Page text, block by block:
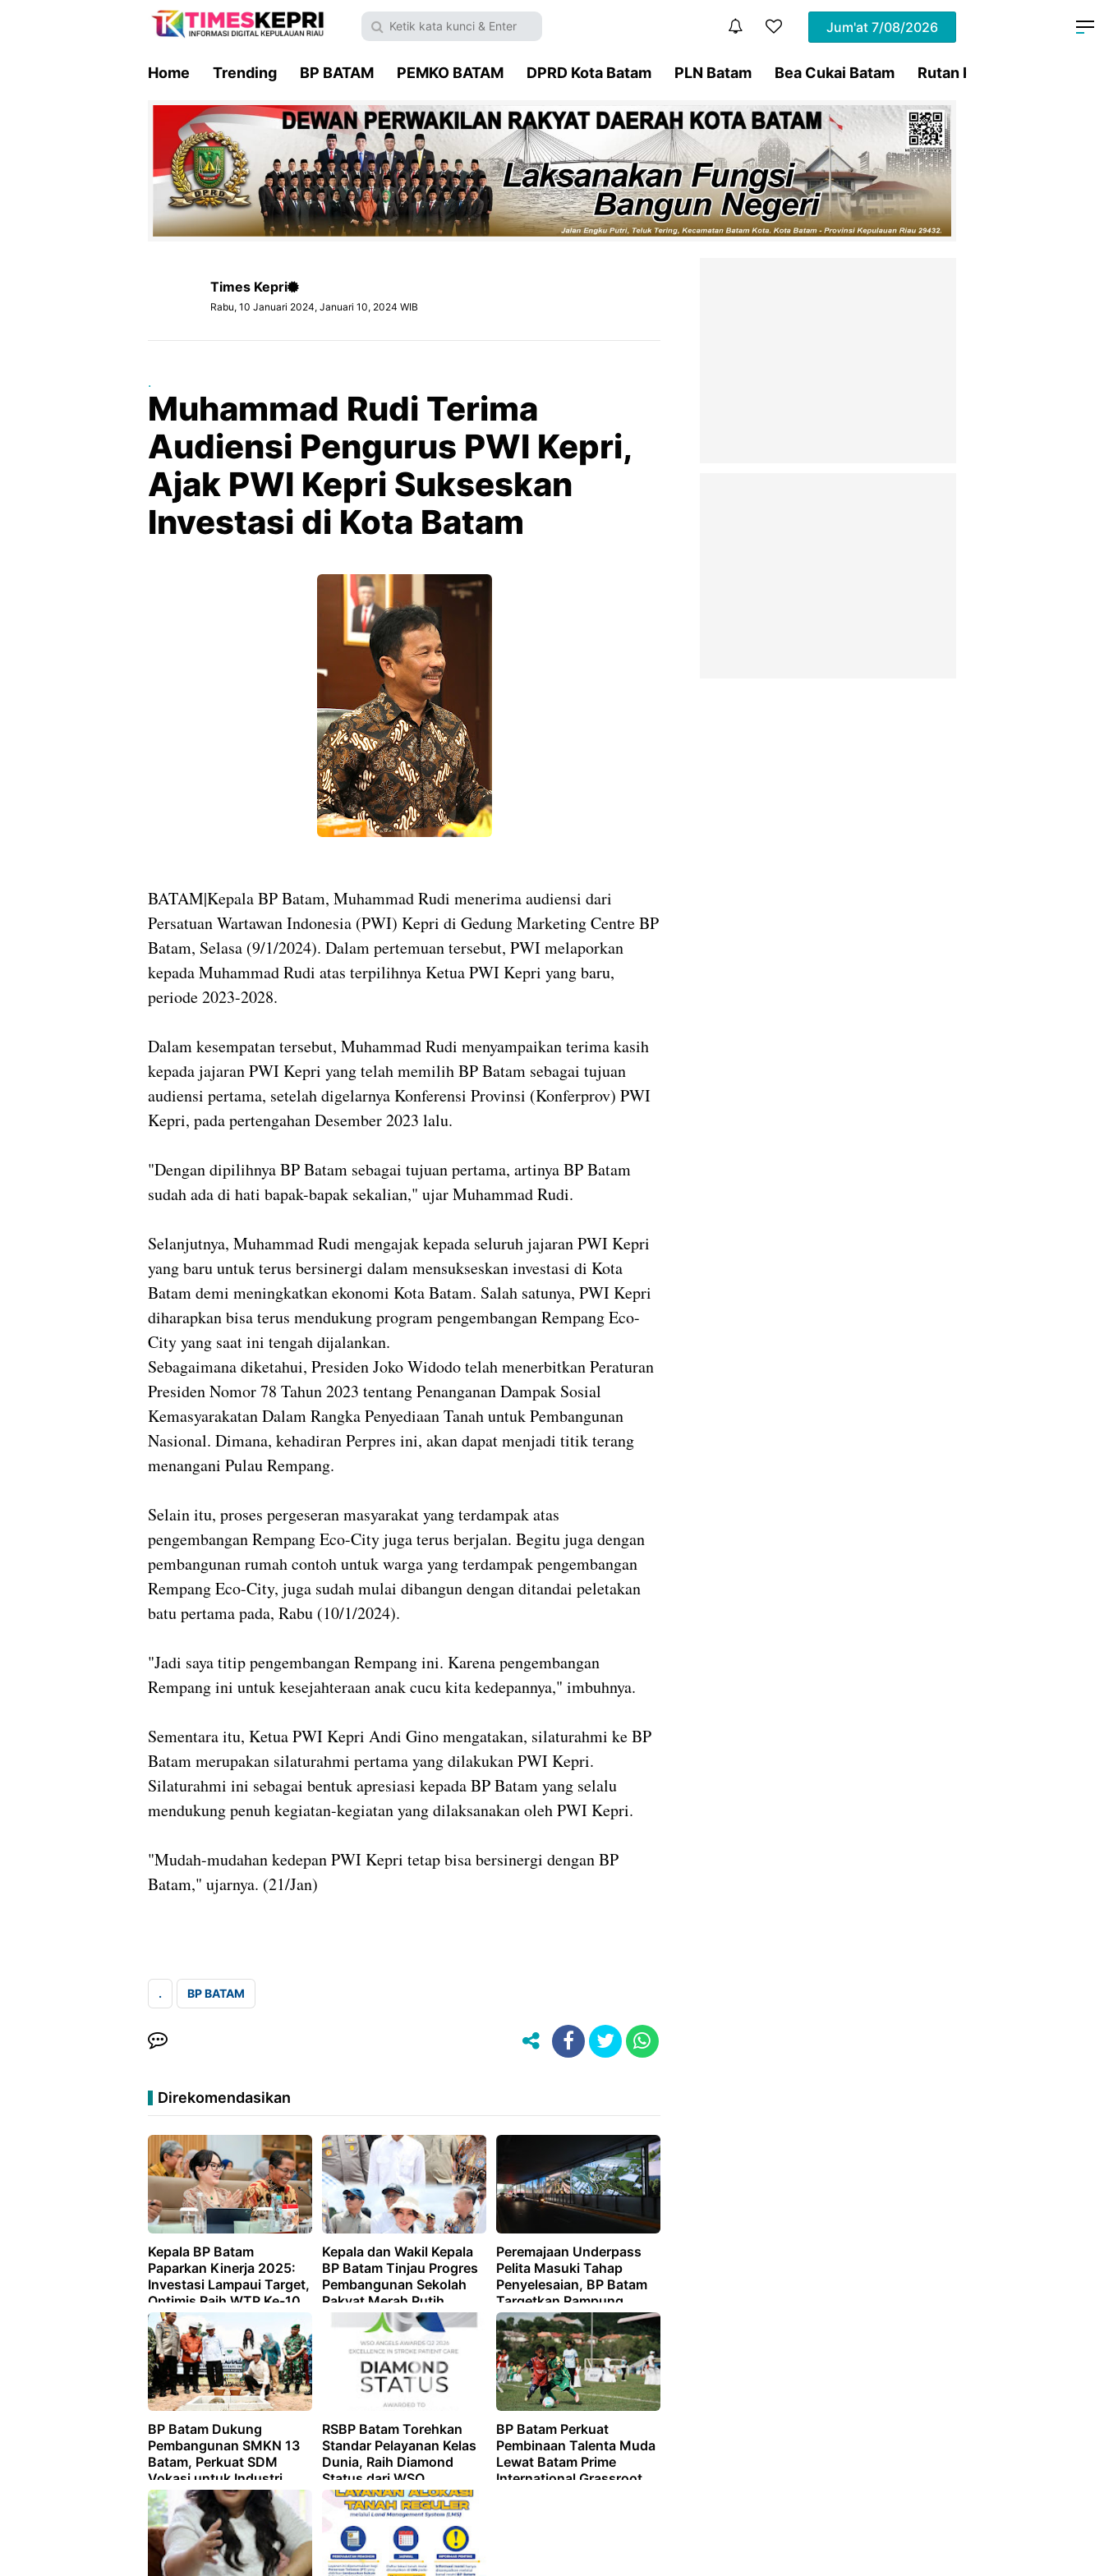
Jum'at 7/08/2026
Home Trending BP BATAM PEMKO BATAM DPRD Kota Batam PLN Batam Bea Cukai Batam Rutan Kelas IIA Batam
Times Kepri
Rabu, 10 Januari 2024, Januari 10, 2024 WIB
.
Muhammad Rudi Terima
Audiensi Pengurus PWI Kepri,
Ajak PWI Kepri Sukseskan
Investasi di Kota Batam
BATAM|Kepala BP Batam, Muhammad Rudi menerima audiensi dari
Persatuan Wartawan Indonesia (PWI) Kepri di Gedung Marketing Centre BP
Batam, Selasa (9/1/2024). Dalam pertemuan tersebut, PWI melaporkan
kepada Muhammad Rudi atas terpilihnya Ketua PWI Kepri yang baru,
periode 2023-2028.
Dalam kesempatan tersebut, Muhammad Rudi menyampaikan terima kasih
kepada jajaran PWI Kepri yang telah memilih BP Batam sebagai tujuan
audiensi pertama, setelah digelarnya Konferensi Provinsi (Konferprov) PWI
Kepri, pada pertengahan Desember 2023 lalu.
"Dengan dipilihnya BP Batam sebagai tujuan pertama, artinya BP Batam
sudah ada di hati bapak-bapak sekalian," ujar Muhammad Rudi.
Selanjutnya, Muhammad Rudi mengajak kepada seluruh jajaran PWI Kepri
yang baru untuk terus bersinergi dalam mensukseskan investasi di Kota
Batam demi meningkatkan ekonomi Kota Batam. Salah satunya, PWI Kepri
diharapkan bisa terus mendukung program pengembangan Rempang Eco-
City yang saat ini tengah dijalankan.
Sebagaimana diketahui, Presiden Joko Widodo telah menerbitkan Peraturan
Presiden Nomor 78 Tahun 2023 tentang Penanganan Dampak Sosial
Kemasyarakatan Dalam Rangka Penyediaan Tanah untuk Pembangunan
Nasional. Dimana, kehadiran Perpres ini, akan dapat menjadi titik terang
menangani Pulau Rempang.
Selain itu, proses pergeseran masyarakat yang terdampak atas
pengembangan Rempang Eco-City juga terus berjalan. Begitu juga dengan
pembangunan rumah contoh untuk warga yang terdampak pengembangan
Rempang Eco-City, juga sudah mulai dibangun dengan ditandai peletakan
batu pertama pada, Rabu (10/1/2024).
"Jadi saya titip pengembangan Rempang ini. Karena pengembangan
Rempang ini untuk kesejahteraan anak cucu kita kedepannya," imbuhnya.
Sementara itu, Ketua PWI Kepri Andi Gino mengatakan, silaturahmi ke BP
Batam merupakan silaturahmi pertama yang dilakukan PWI Kepri.
Silaturahmi ini sebagai bentuk apresiasi kepada BP Batam yang selalu
mendukung penuh kegiatan-kegiatan yang dilaksanakan oleh PWI Kepri.
"Mudah-mudahan kedepan PWI Kepri tetap bisa bersinergi dengan BP
Batam," ujarnya. (21/Jan)
. BP BATAM
Direkomendasikan
Kepala BP Batam
Paparkan Kinerja 2025:
Investasi Lampaui Target,
Optimis Raih WTP Ke-10
Kepala dan Wakil Kepala
BP Batam Tinjau Progres
Pembangunan Sekolah
Rakyat Merah Putih,
Dorong Percepatan
Realisasi Program
Strategis Nasional
Peremajaan Underpass
Pelita Masuki Tahap
Penyelesaian, BP Batam
Targetkan Rampung
Akhir Juli 2026
BP Batam Dukung
Pembangunan SMKN 13
Batam, Perkuat SDM
Vokasi untuk Industri
Masa Depan
RSBP Batam Torehkan
Standar Pelayanan Kelas
Dunia, Raih Diamond
Status dari WSO
BP Batam Perkuat
Pembinaan Talenta Muda
Lewat Batam Prime
International Grassroot